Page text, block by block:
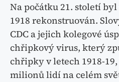
Na počátku 21. století
1918 rekonstruován.
CDC a jejich kolegové
chřipkový virus, který
chřipky v letech 1918-
milionů lidí na celém